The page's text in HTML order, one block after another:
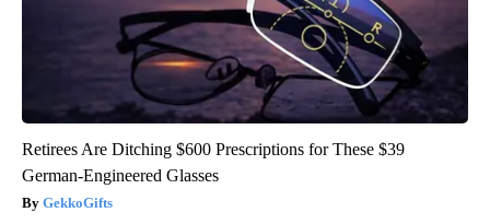
Retirees Are Ditching $600 Prescriptions for These $39
German-Engineered Glasses
GekkoGifts